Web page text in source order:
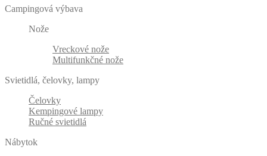
Campingová výbava
Nože
Vreckové nože
Multifunkčné nože
Svietidlá, čelovky, lampy
Čelovky
Kempingové lampy
Ručné svietidlá
Nábytok